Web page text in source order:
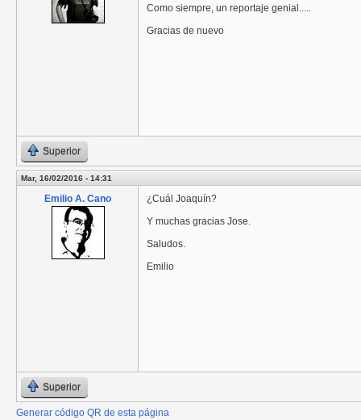
Como siempre, un reportaje genial.....
Gracias de nuevo
Superior
Mar, 16/02/2016 - 14:31
Emilio A. Cano
¿Cuál Joaquín?
Y muchas gracias Jose.
Saludos.
Emilio
Superior
Generar código QR de esta página